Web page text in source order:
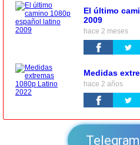
El último
2009
hace 2 meses
Medidas
hace 2 años
Telegram